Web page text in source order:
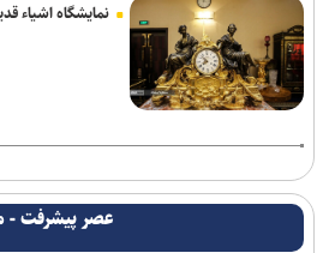
بایت‌دنس آموزش مدل هوش مصنوعی ۱۰ تریلیون پارامتری را کلید زد
می‌دهد
نمایشگاه اشیاء
عصر پیشرفت -